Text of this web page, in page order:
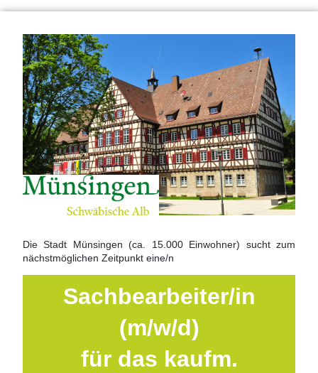
Die Stadt Münsingen (ca. 15.000 Einwohner) sucht zum
nächstmöglichen Zeitpunkt eine/n
Sachbearbeiter/in
(m/w/d)
für das kaufm.